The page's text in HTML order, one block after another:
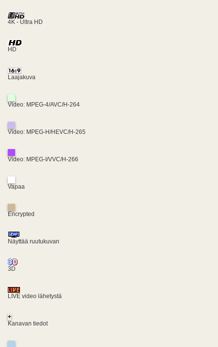
4K - Ultra HD
HD
Laajakuva
Video: MPEG-4/AVC/H-264
Video: MPEG-H/HEVC/H-265
Video: MPEG-I/VVC/H-266
Vapaa
Encrypted
Näyttää ruutukuvan
3D
LIVE video lähetystä
+
Kanavan tiedot